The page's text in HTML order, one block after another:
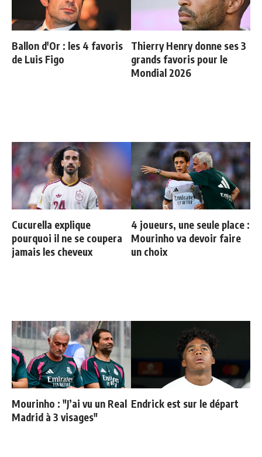
Ballon d'Or : les 4 favoris
de Luis Figo
Thierry Henry donne ses 3
grands favoris pour le
Mondial 2026
Cucurella explique
pourquoi il ne se coupera
jamais les cheveux
4 joueurs, une seule place :
Mourinho va devoir faire
un choix
Mourinho : "J’ai vu un Real
Madrid à 3 visages"
Endrick est sur le départ